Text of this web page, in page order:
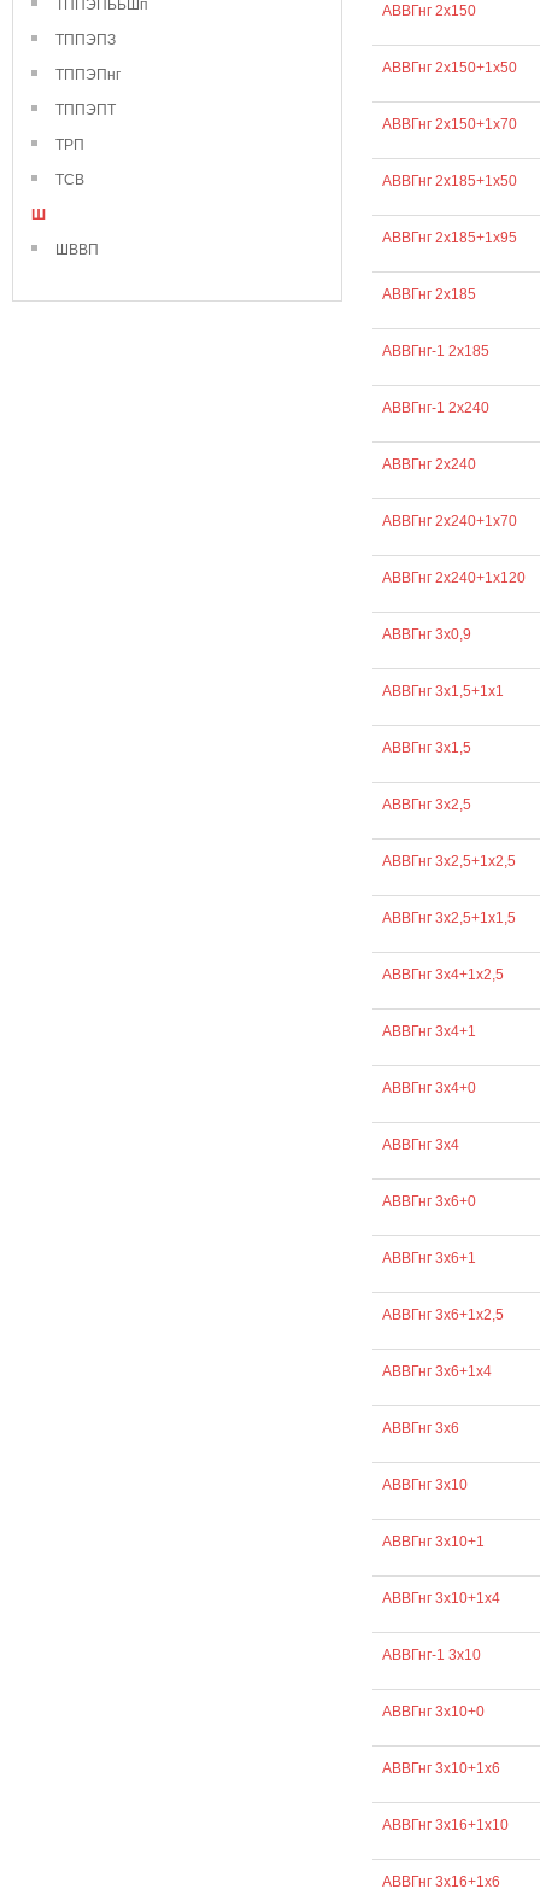
ТППЭПББШп
ТППЭПЗ
ТППЭПнг
ТППЭПТ
ТРП
ТСВ
Ш
ШВВП
АВВГнг 2х150
АВВГнг 2х150+1х50
АВВГнг 2х150+1х70
АВВГнг 2х185+1х50
АВВГнг 2х185+1х95
АВВГнг 2х185
АВВГнг-1 2х185
АВВГнг-1 2х240
АВВГнг 2х240
АВВГнг 2х240+1х70
АВВГнг 2х240+1х120
АВВГнг 3х0,9
АВВГнг 3х1,5+1х1
АВВГнг 3х1,5
АВВГнг 3х2,5
АВВГнг 3х2,5+1х2,5
АВВГнг 3х2,5+1х1,5
АВВГнг 3х4+1х2,5
АВВГнг 3х4+1
АВВГнг 3х4+0
АВВГнг 3х4
АВВГнг 3х6+0
АВВГнг 3х6+1
АВВГнг 3х6+1х2,5
АВВГнг 3х6+1х4
АВВГнг 3х6
АВВГнг 3х10
АВВГнг 3х10+1
АВВГнг 3х10+1х4
АВВГнг-1 3х10
АВВГнг 3х10+0
АВВГнг 3х10+1х6
АВВГнг 3х16+1х10
АВВГнг 3х16+1х6